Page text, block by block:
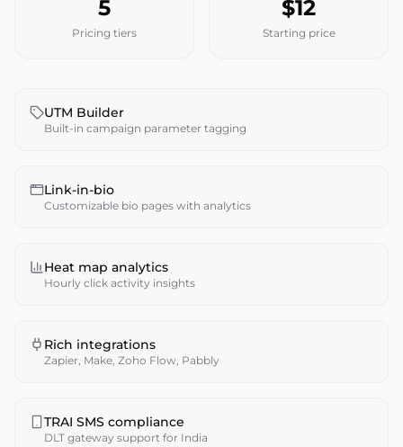
5
Pricing tiers
$12
Starting price
UTM Builder
Built-in campaign parameter tagging
Link-in-bio
Customizable bio pages with analytics
Heat map analytics
Hourly click activity insights
Rich integrations
Zapier, Make, Zoho Flow, Pabbly
TRAI SMS compliance
DLT gateway support for India